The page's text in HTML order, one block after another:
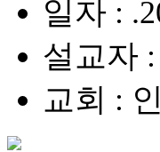
일자 :
설교자
교회 :